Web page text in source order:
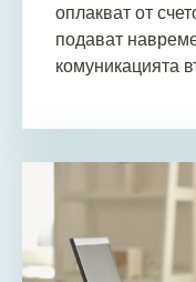
оплакват от
подават
комуникацията